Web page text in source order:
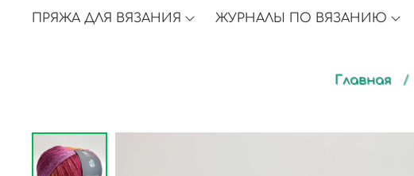
ПРЯЖА ДЛЯ ВЯЗАНИЯ ЖУРНАЛЫ ПО ВЯЗАНИЮ
Главная